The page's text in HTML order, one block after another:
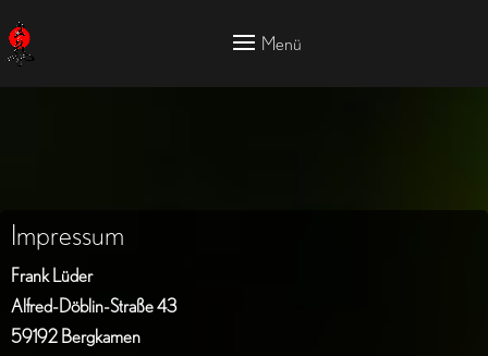
Impressum
Frank Lüder
Alfred-Döblin-Straße 43
59192 Bergkamen